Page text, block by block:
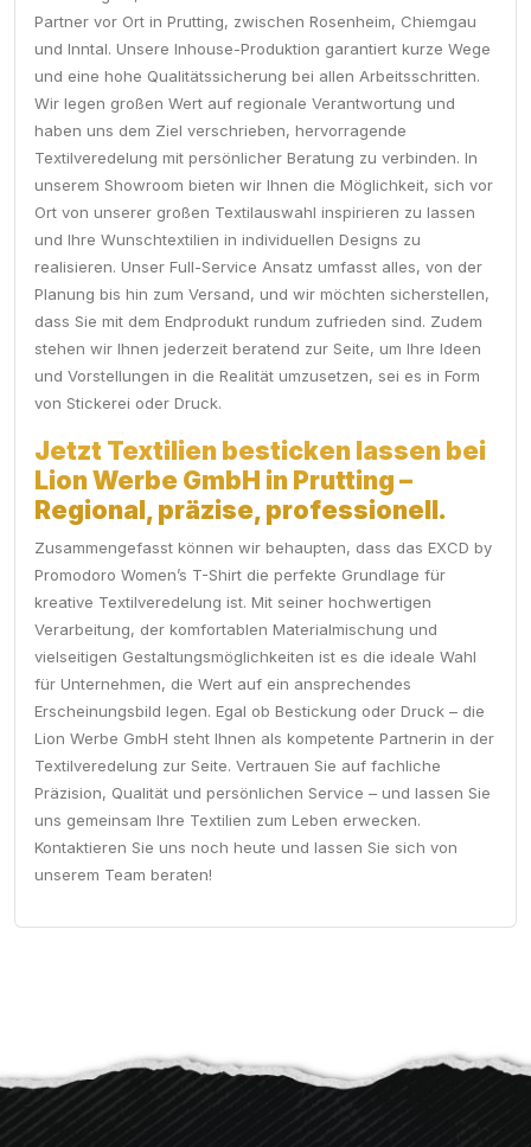
Partner vor Ort in Prutting, zwischen Rosenheim, Chiemgau
und Inntal. Unsere Inhouse-Produktion garantiert kurze Wege
und eine hohe Qualitätssicherung bei allen Arbeitsschritten.
Wir legen großen Wert auf regionale Verantwortung und
haben uns dem Ziel verschrieben, hervorragende
Textilveredelung mit persönlicher Beratung zu verbinden. In
unserem Showroom bieten wir Ihnen die Möglichkeit, sich vor
Ort von unserer großen Textilauswahl inspirieren zu lassen
und Ihre Wunschtextilien in individuellen Designs zu
realisieren. Unser Full-Service Ansatz umfasst alles, von der
Planung bis hin zum Versand, und wir möchten sicherstellen,
dass Sie mit dem Endprodukt rundum zufrieden sind. Zudem
stehen wir Ihnen jederzeit beratend zur Seite, um Ihre Ideen
und Vorstellungen in die Realität umzusetzen, sei es in Form
von Stickerei oder Druck.
Jetzt Textilien besticken lassen bei
Lion Werbe GmbH in Prutting –
Regional, präzise, professionell.
Zusammengefasst können wir behaupten, dass das EXCD by
Promodoro Women’s T-Shirt die perfekte Grundlage für
kreative Textilveredelung ist. Mit seiner hochwertigen
Verarbeitung, der komfortablen Materialmischung und
vielseitigen Gestaltungsmöglichkeiten ist es die ideale Wahl
für Unternehmen, die Wert auf ein ansprechendes
Erscheinungsbild legen. Egal ob Bestickung oder Druck – die
Lion Werbe GmbH steht Ihnen als kompetente Partnerin in der
Textilveredelung zur Seite. Vertrauen Sie auf fachliche
Präzision, Qualität und persönlichen Service – und lassen Sie
uns gemeinsam Ihre Textilien zum Leben erwecken.
Kontaktieren Sie uns noch heute und lassen Sie sich von
unserem Team beraten!